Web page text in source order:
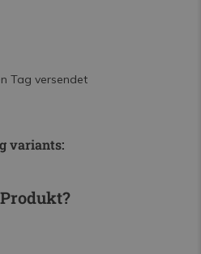
Tag versendet
variants: